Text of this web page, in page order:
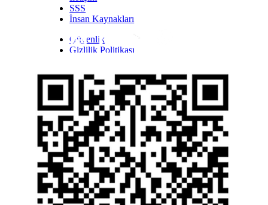
SSS
İnsan Kaynakları
Güvenlik
Gizlilik Politikası
Yasal Duyurular
Bilgi Toplumu Hizmetleri
Kişisel Verilerin Korunması
YTM - Zamanaşımına Uğrayacak Emanet ve
Alacaklar
Kamuyu Aydınlatma Esaslarına İlişkin Duyuru
TwittLinkYoutWhatsapp